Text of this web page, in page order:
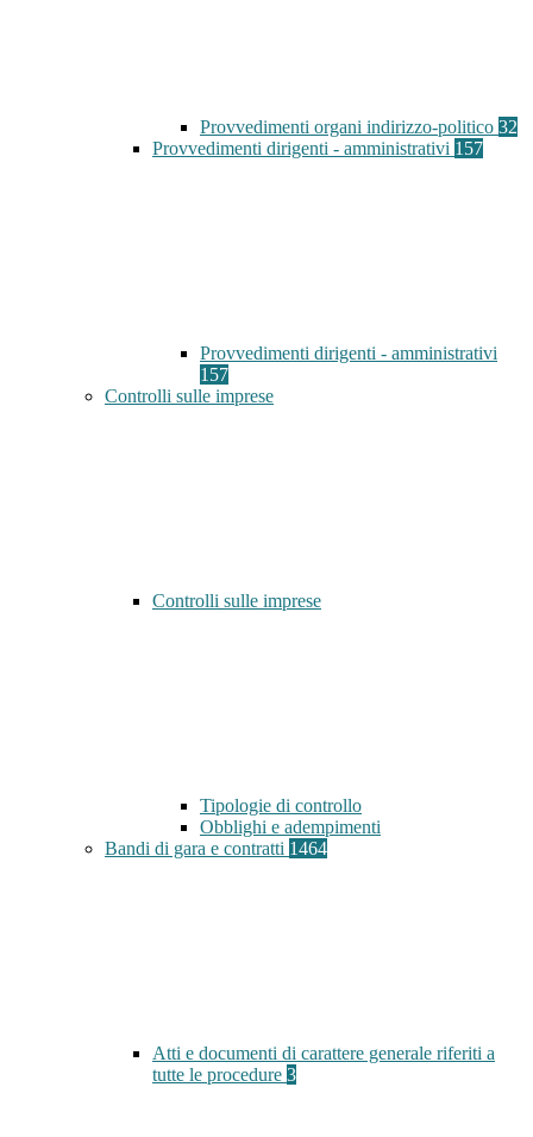
Provvedimenti organi indirizzo-politico 32
Provvedimenti dirigenti - amministrativi 157
Provvedimenti dirigenti - amministrativi
157
Controlli sulle imprese
Controlli sulle imprese
Tipologie di controllo
Obblighi e adempimenti
Bandi di gara e contratti 1464
Atti e documenti di carattere generale riferiti a
tutte le procedure 3